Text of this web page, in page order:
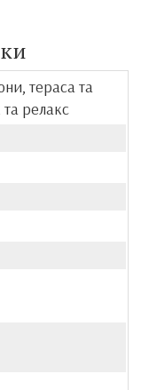
тераса та
релакс